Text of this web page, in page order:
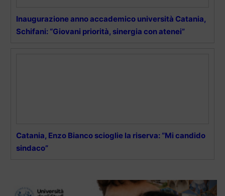
Inaugurazione anno accademico università Catania,
Schifani: “Giovani priorità, sinergia con atenei”
Catania, Enzo Bianco scioglie la riserva: “Mi candido
sindaco”